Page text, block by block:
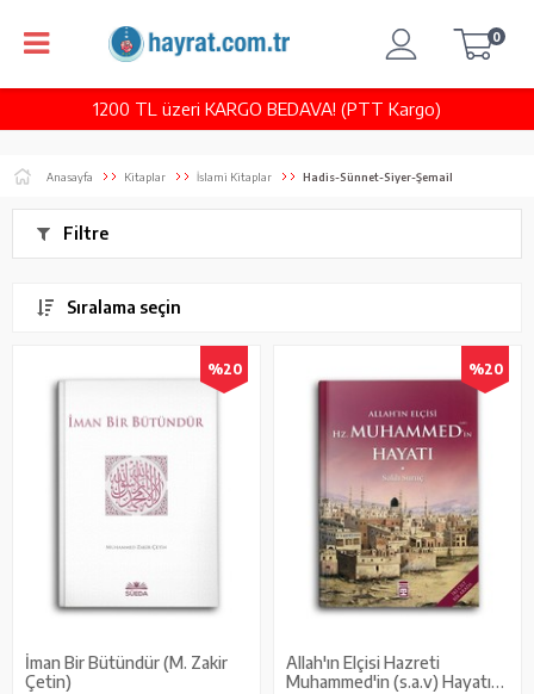
1200 TL üzeri KARGO BEDAVA! (PTT Kargo)
0
Anasayfa Kitaplar İslami Kitaplar Hadis-Sünnet-Siyer-Şemail
Filtre
Sıralama seçin
%20
İman Bir Bütündür (M. Zakir
Çetin)
%20
Allah'ın Elçisi Hazreti
Muhammed'in (s.a.v) Hayatı